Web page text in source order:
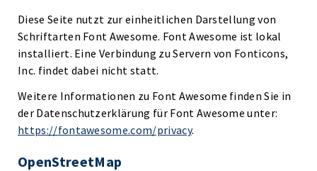
Diese Seite nutzt zur einheitlichen Darstellung von
Schriftarten Font Awesome. Font Awesome ist lokal
installiert. Eine Verbindung zu Servern von Fonticons,
Inc. findet dabei nicht statt.
Weitere Informationen zu Font Awesome finden Sie in
der Datenschutzerklärung für Font Awesome unter:
https://fontawesome.com/privacy.
OpenStreetMap